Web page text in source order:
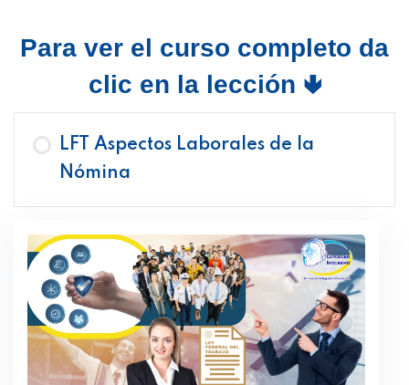
Para ver el curso completo da
clic en la lección 🢃
LFT Aspectos Laborales de la
Nómina